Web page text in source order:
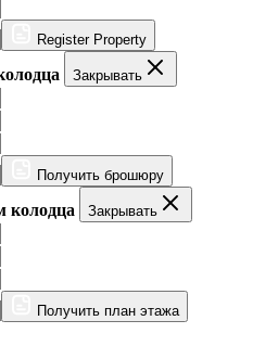
Register Property
Закрывать
Получить брошюру
колодца Закрывать
Получить план этажа